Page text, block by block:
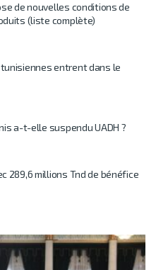
de nouvelles conditions de
(liste complète)
entrent dans le
a-t-elle suspendu UADH ?
289,6 millions Tnd de bénéfice